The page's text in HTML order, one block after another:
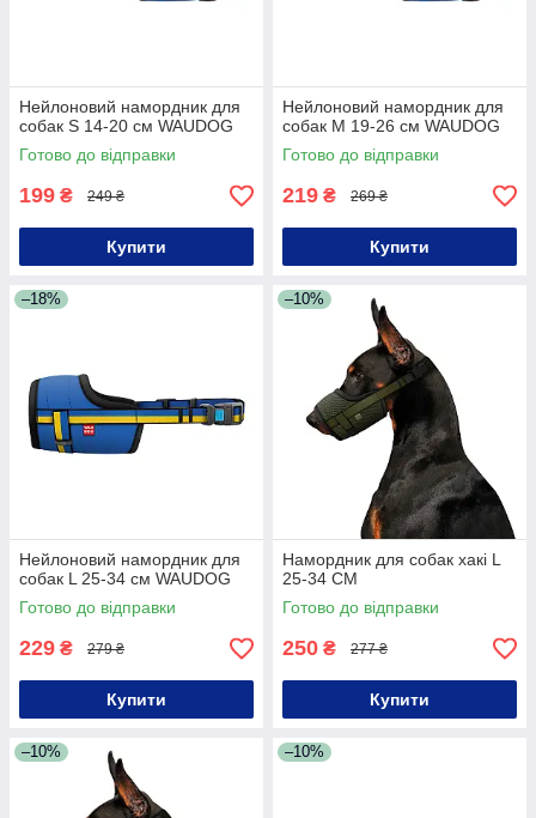
Нейлоновий намордник для
собак S 14-20 см WAUDOG
Готово до відправки
199 ₴ 249 ₴
Купити
Нейлоновий намордник для
собак M 19-26 см WAUDOG
Готово до відправки
219 ₴ 269 ₴
Купити
–18%
Нейлоновий намордник для
собак L 25-34 см WAUDOG
Готово до відправки
229 ₴ 279 ₴
Купити
–10%
Намордник для собак хакі L
25-34 СМ
Готово до відправки
250 ₴ 277 ₴
Купити
–10% –10%